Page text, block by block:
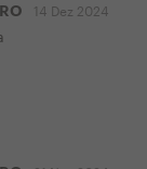
14 Dez 2024